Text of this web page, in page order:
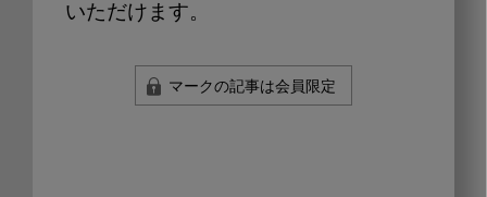
いただけます。
マークの記事は会員限定